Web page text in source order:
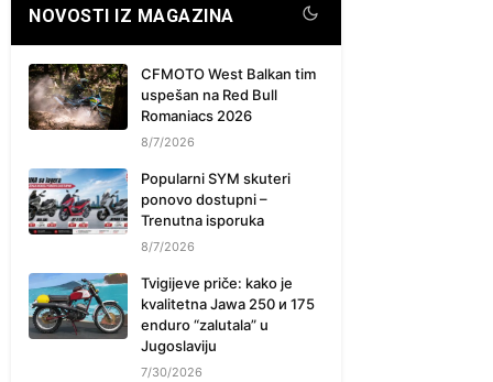
NOVOSTI IZ MAGAZINA
CFMOTO West Balkan tim
uspešan na Red Bull
Romaniacs 2026
8/7/2026
Popularni SYM skuteri
ponovo dostupni –
Trenutna isporuka
8/7/2026
Tvigijeve priče: kako je
kvalitetna Jawa 250 и 175
enduro “zalutala” u
Jugoslaviju
7/30/2026